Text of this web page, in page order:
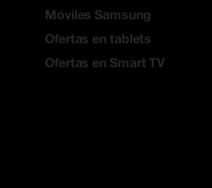
Móviles Samsung
Ofertas en tablets
Ofertas en Smart TV